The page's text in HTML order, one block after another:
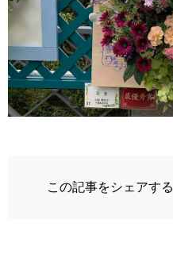
この記事をシェアする